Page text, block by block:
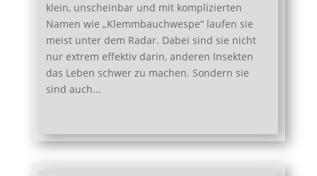
klein, unscheinbar und mit komplizierten
Namen wie „Klemmbauchwespe“ laufen sie
meist unter dem Radar. Dabei sind sie nicht
nur extrem effektiv darin, anderen Insekten
das Leben schwer zu machen. Sondern sie
sind auch...